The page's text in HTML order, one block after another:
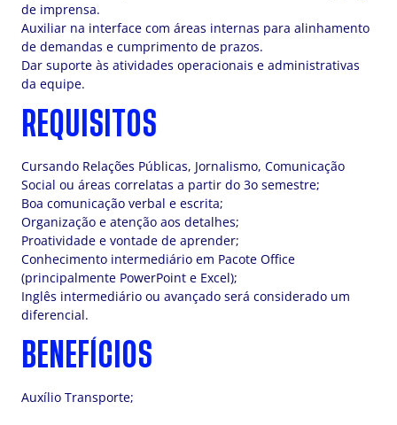
de imprensa.
Auxiliar na interface com áreas internas para alinhamento
de demandas e cumprimento de prazos.
Dar suporte às atividades operacionais e administrativas
da equipe.
REQUISITOS
Cursando Relações Públicas, Jornalismo, Comunicação
Social ou áreas correlatas a partir do 3o semestre;
Boa comunicação verbal e escrita;
Organização e atenção aos detalhes;
Proatividade e vontade de aprender;
Conhecimento intermediário em Pacote Office
(principalmente PowerPoint e Excel);
Inglês intermediário ou avançado será considerado um
diferencial.
BENEFÍCIOS
Auxílio Transporte;